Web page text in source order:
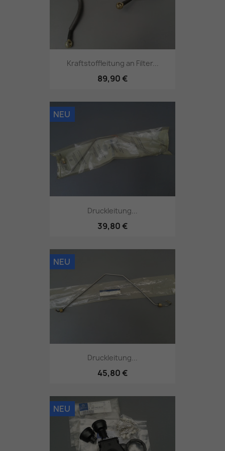
Kraftstoffleitung an Filter...
89,90 €
Druckleitung...
39,80 €
NEU
Druckleitung...
45,80 €
NEU
NEU